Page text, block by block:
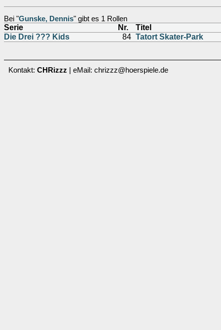
Bei "Gunske, Dennis" gibt es 1 Rollen
Serie Nr.
Titel
Die Drei ??? Kids
84 Tatort Skater-Park
Kontakt: CHRizzz | eMail: chrizzz@hoerspiele.de